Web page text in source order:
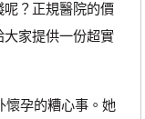
？正規醫院的價
家提供一份超實
孕的糟心事。她